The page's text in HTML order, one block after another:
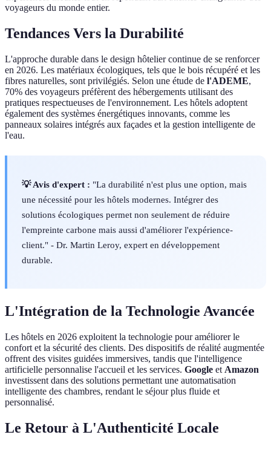
voyageurs du monde entier.
Tendances Vers la Durabilité
L'approche durable dans le design hôtelier continue de se renforcer
en 2026. Les matériaux écologiques, tels que le bois récupéré et les
fibres naturelles, sont privilégiés. Selon une étude de l'ADEME,
70% des voyageurs préfèrent des hébergements utilisant des
pratiques respectueuses de l'environnement. Les hôtels adoptent
également des systèmes énergétiques innovants, comme les
panneaux solaires intégrés aux façades et la gestion intelligente de
l'eau.
💡 Avis d'expert : "La durabilité n'est plus une option, mais
une nécessité pour les hôtels modernes. Intégrer des
solutions écologiques permet non seulement de réduire
l'empreinte carbone mais aussi d'améliorer l'expérience-
client." - Dr. Martin Leroy, expert en développement
durable.
L'Intégration de la Technologie Avancée
Les hôtels en 2026 exploitent la technologie pour améliorer le
confort et la sécurité des clients. Des dispositifs de réalité augmentée
offrent des visites guidées immersives, tandis que l'intelligence
artificielle personnalise l'accueil et les services. Google et Amazon
investissent dans des solutions permettant une automatisation
intelligente des chambres, rendant le séjour plus fluide et
personnalisé.
Le Retour à L'Authenticité Locale